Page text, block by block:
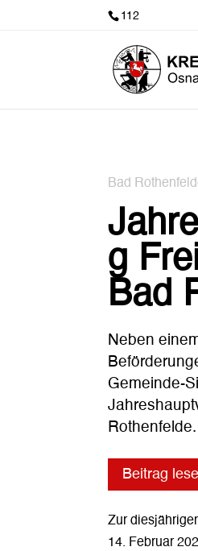
112
Bad
g
Bad
Neben
Gemeinde-
Rothenfelde.
Beitrag
Zur
14. Februar